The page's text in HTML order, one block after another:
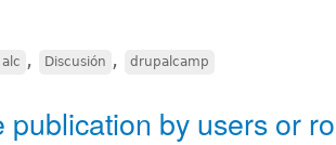
alc , Discusión , drupalcamp
publication by users or